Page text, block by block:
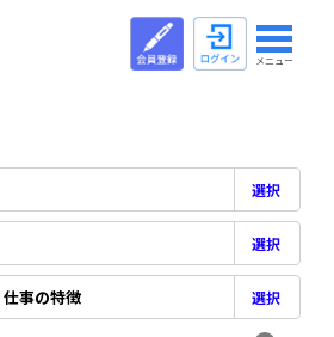
メニュー
選択
選択
事の特徴 選択